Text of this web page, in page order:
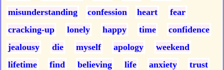
misunderstanding
confession heart
fear
cracking-up
lonely happy time
confidence
jealousy
die myself apology
weekend
lifetime
find believing life anxiety
trust